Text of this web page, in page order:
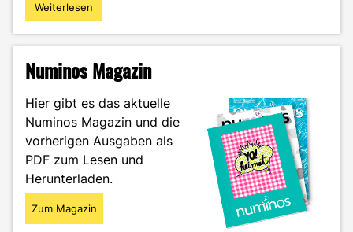
"Urban
Gardening
nachhaltig"
Weiterlesen
Numinos Magazin
Hier gibt es das aktuelle
Numinos Magazin und die
vorherigen Ausgaben als
PDF zum Lesen und
Herunterladen.
Zum Magazin